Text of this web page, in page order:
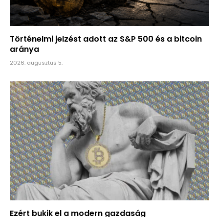
Történelmi jelzést adott az S&P 500 és a bitcoin
aránya
2026. augusztus 5.
Ezért bukik el a modern gazdaság